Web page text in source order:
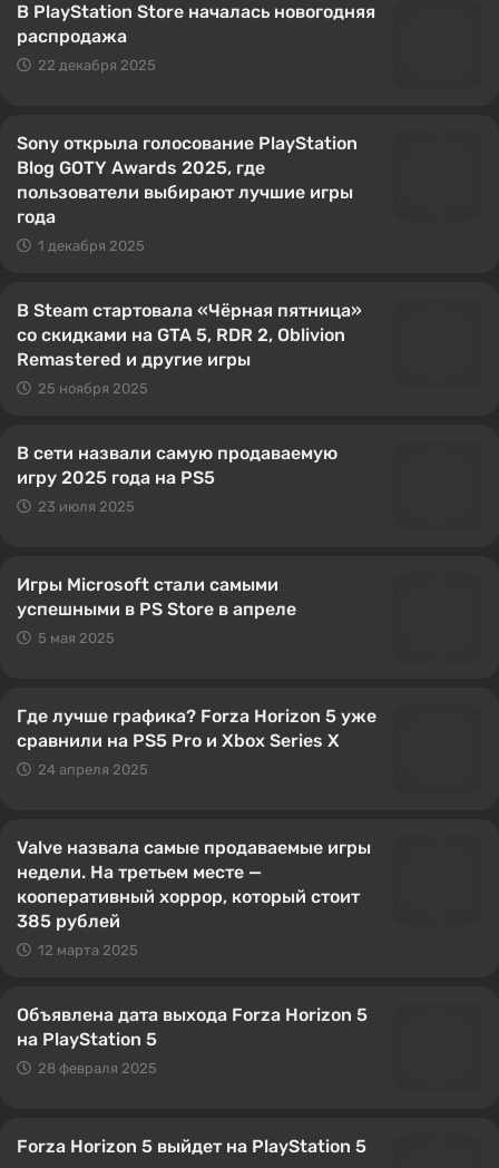
В PlayStation Store началась новогодняя
распродажа
22 декабря 2025
Sony открыла голосование PlayStation
Blog GOTY Awards 2025, где
пользователи выбирают лучшие игры
года
1 декабря 2025
В Steam стартовала «Чёрная пятница»
со скидками на GTA 5, RDR 2, Oblivion
Remastered и другие игры
25 ноября 2025
В сети назвали самую продаваемую
игру 2025 года на PS5
23 июля 2025
Игры Microsoft стали самыми
успешными в PS Store в апреле
5 мая 2025
Где лучше графика? Forza Horizon 5 уже
сравнили на PS5 Pro и Xbox Series X
24 апреля 2025
Valve назвала самые продаваемые игры
недели. На третьем месте —
кооперативный хоррор, который стоит
385 рублей
12 марта 2025
Объявлена дата выхода Forza Horizon 5
на PlayStation 5
28 февраля 2025
Forza Horizon 5 выйдет на PlayStation 5